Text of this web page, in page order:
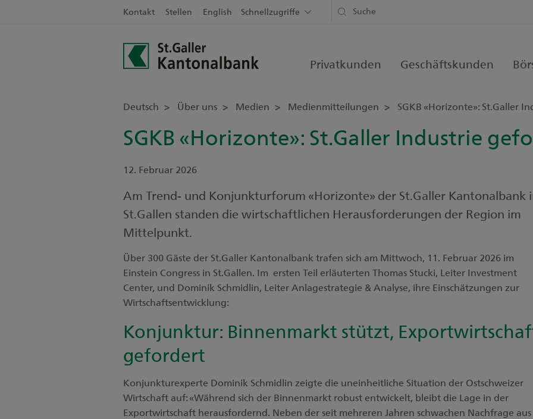
Kontakt Stellen English Schnellzugriffe
Privatkunden Geschäftskunden
Deutsch Über uns Medien Medienmitteilungen SGKB «Horizonte»: St.Galler
SGKB «Horizonte»: St.Galler Industrie
12. Februar 2026
Am Trend- und Konjunkturforum «Horizonte» der St.Galler Kantonalbank
St.Gallen standen die wirtschaftlichen Herausforderungen der Region im
Mittelpunkt.
Über 300 Gäste der St.Galler Kantonalbank trafen sich am Mittwoch, 11. Februar 2026 im
Einstein Congress in St.Gallen. Im ersten Teil erläuterten Thomas Stucki, Leiter Investment
Center, und Dominik Schmidlin, Leiter Anlagestrategie & Analyse, ihre Einschätzungen zur
Wirtschaftsentwicklung:
Konjunktur: Binnenmarkt stützt,
gefordert
Konjunkturexperte Dominik Schmidlin zeigte die uneinheitliche Situation der Ostschweizer
Wirtschaft auf: «Während sich der Binnenmarkt robust entwickelt, bleibt die Lage in der
Exportwirtschaft herausfordernd. Neben der seit mehreren Jahren schwachen Nachfrage aus